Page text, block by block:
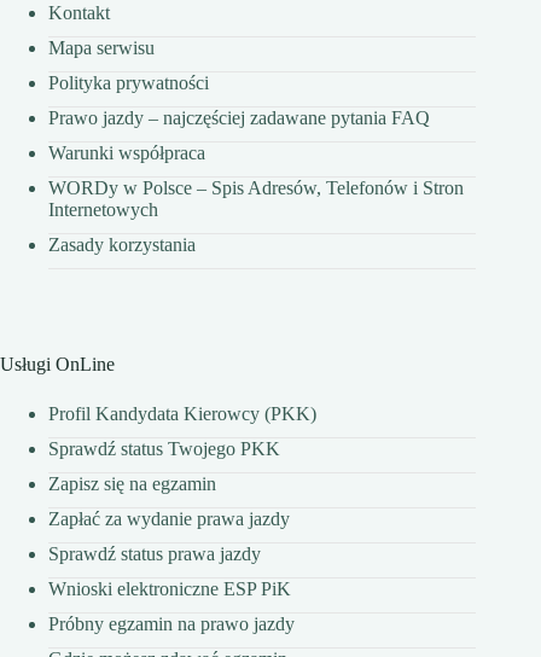
Kontakt
Mapa serwisu
Polityka prywatności
Prawo jazdy – najczęściej zadawane pytania FAQ
Warunki współpraca
WORDy w Polsce – Spis Adresów, Telefonów i Stron
Internetowych
Zasady korzystania
Usługi OnLine
Profil Kandydata Kierowcy (PKK)
Sprawdź status Twojego PKK
Zapisz się na egzamin
Zapłać za wydanie prawa jazdy
Sprawdź status prawa jazdy
Wnioski elektroniczne ESP PiK
Próbny egzamin na prawo jazdy